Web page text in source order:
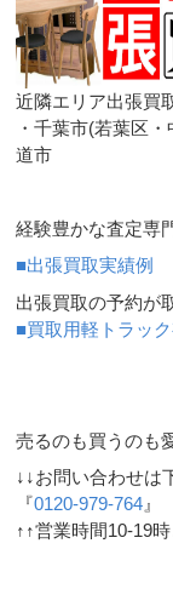
近隣エリア出張買
・千葉市(若葉区
道市
経験豊かな査定専
■出張買取実績例
出張買取の予約が
■買取用軽トラッ
売るのも買うのも
↓↓お問い合わせは
『0120-979-764』
↑↑営業時間10-19